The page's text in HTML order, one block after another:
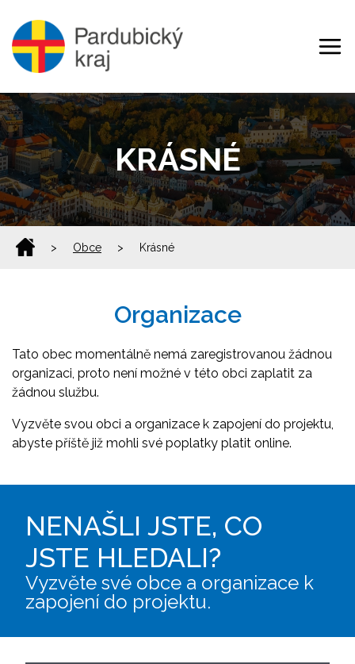
KRÁSNÉ
> Obce > Krásné
Organizace
Tato obec momentálně nemá zaregistrovanou žádnou
organizaci, proto není možné v této obci zaplatit za
žádnou službu.
Vyzvěte svou obci a organizace k zapojení do projektu,
abyste příště již mohli své poplatky platit online.
NENAŠLI JSTE, CO
JSTE HLEDALI?
Vyzvěte své obce a organizace k
zapojení do projektu.